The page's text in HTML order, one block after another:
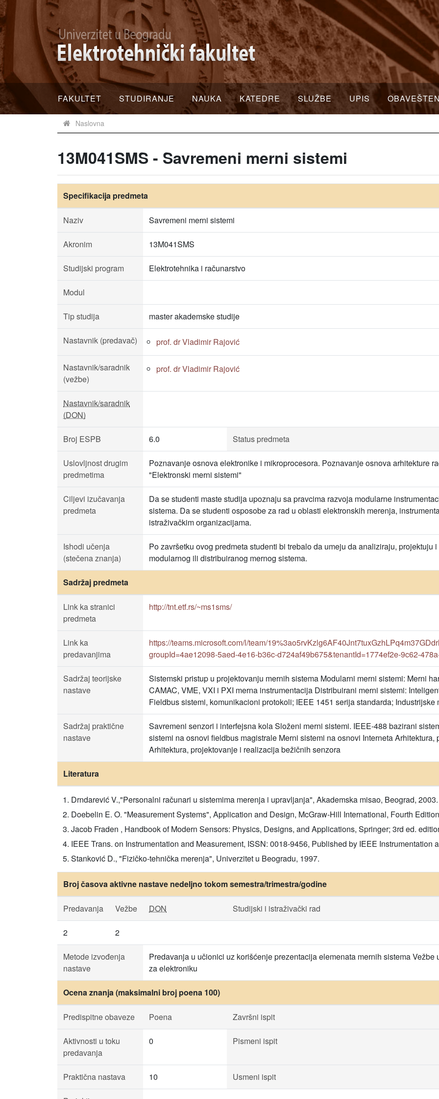
FAKULTET STUDIRANJE NAUKA KATEDRE SLUŽBE UPIS
Naslovna
13M041SMS - Savremeni merni sistemi
Specifikacija predmeta
Naziv Savremeni merni sistemi
Akronim 13M041SMS
Studijski program Elektrotehnika i računarstvo
Modul
Tip studija master akademske studije
Nastavnik (predavač) prof. dr Vladimir Rajović
Nastavnik/saradnik
(vežbe)
prof. dr Vladimir Rajović
Nastavnik/saradnik
(DON)
Broj ESPB 6.0 Status predmeta
Uslovljnost drugim
predmetima
Poznavanje osnova elektronike i mikroprocesora. Poznavanje osnova arhitekture
"Elektronski merni sistemi"
Ciljevi izučavanja
predmeta
Da se studenti maste studija upoznaju sa pravcima razvoja modularne
sistema. Da se studenti osposobe za rad u oblasti elektronskih merenja,
istraživačkim organizacijama.
Ishodi učenja
(stečena znanja)
Po završetku ovog predmeta studenti bi trebalo da umeju da analiziraju, projektuju
modularnog ili distribuiranog mernog sistema.
Sadržaj predmeta
Link ka stranici
predmeta
http://tnt.etf.rs/~ms1sms/
Link ka
predavanjima
https://teams.microsoft.com/l/team/
groupId=4ae12098-5aed-4e16-b36c-d724af49b675&tenantId=1774ef2e-9c62-
Sadržaj teorijske
nastave
Sistemski pristup u projektovanju mernih sistema Modularni merni sistemi: Merni
CAMAC, VME, VXI i PXI merna instrumentacija Distribuirani merni sistemi:
Fieldbus sistemi, komunikacioni protokoli; IEEE 1451 serija standarda; Industrijske
Sadržaj praktične
nastave
Savremeni senzori i interfejsna kola Složeni merni sistemi. IEEE-488 bazirani
sistemi na osnovi fieldbus magistrale Merni sistemi na osnovi Interneta
Arhitektura, projektovanje i realizacija bežičnih senzora
Literatura
Drndarević V.,"Personalni računari u sistemima merenja i upravljanja", Akademska misao, Beograd, 2003.
Doebelin E. O. "Measurement Systems", Application and Design, McGraw-Hill International, Fourth
Jacob Fraden , Handbook of Modern Sensors: Physics, Designs, and Applications, Springer; 3rd ed.
IEEE Trans. on Instrumentation and Measurement, ISSN: 0018-9456, Published by IEEE Instrumentation
Stanković D., "Fizičko-tehnička merenja", Univerzitet u Beogradu, 1997.
Broj časova aktivne nastave nedeljno tokom semestra/trimestra/godine
Predavanja Vežbe DON Studijski i istraživački rad
2 2
Metode izvođenja
nastave
Predavanja u učionici uz korišćenje prezentacija elemenata mernih sistema
za elektroniku
Ocena znanja (maksimalni broj poena 100)
Predispitne obaveze Poena Završni ispit
Aktivnosti u toku
predavanja
0 Pismeni ispit
Praktična nastava 10 Usmeni ispit